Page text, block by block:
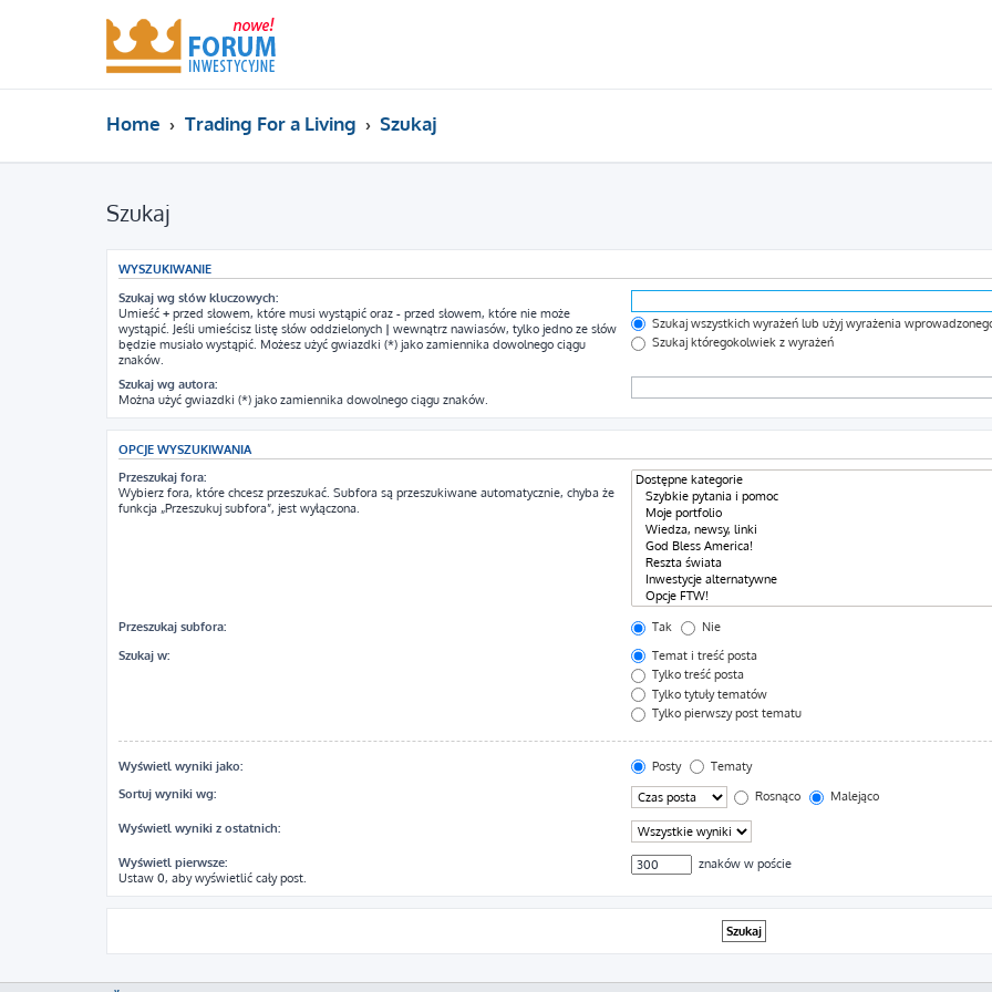
Home Trading For a Living Szukaj
Szukaj
WYSZUKIWANIE
Szukaj wg słów kluczowych:
Umieść + przed słowem, które musi wystąpić oraz - przed słowem, które nie może
wystąpić. Jeśli umieścisz listę słów oddzielonych | wewnątrz nawiasów, tylko jedno ze słów
będzie musiało wystąpić. Możesz użyć gwiazdki (*) jako zamiennika dowolnego ciągu
znaków.
Szukaj wszystkich wyrażeń lub użyj wyrażenia
Szukaj któregokolwiek z wyrażeń
Szukaj wg autora:
Można użyć gwiazdki (*) jako zamiennika dowolnego ciągu znaków.
OPCJE WYSZUKIWANIA
Przeszukaj fora:
Wybierz fora, które chcesz przeszukać. Subfora są przeszukiwane automatycznie, chyba że
funkcja „Przeszukuj subfora”, jest wyłączona.
Przeszukaj subfora: Tak
Nie
Szukaj w:
Temat i treść posta
Tylko treść posta
Tylko tytuły tematów
Tylko pierwszy post tematu
Wyświetl wyniki jako: Posty
Tematy
Sortuj wyniki wg:
Rosnąco Malejąco
Wyświetl wyniki z ostatnich:
Wyświetl pierwsze:
Ustaw 0, aby wyświetlić cały post.
znaków w poście